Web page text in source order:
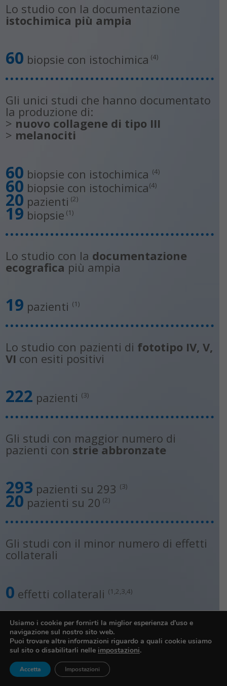
Lo studio con la documentazione
istochimica più ampia
60 biopsie con istochimica (4)
Gli unici studi che hanno documentato
la produzione di:
> nuovo collagene di tipo III
> melanociti
60 biopsie con istochimica (4)
60 biopsie con istochimica(4)
20 pazienti (2)
19 biopsie (1)
Lo studio con la documentazione
ecografica più ampia
19 pazienti (1)
Lo studio con pazienti di fototipo IV, V,
VI con esiti positivi
222 pazienti (3)
Gli studi con maggior numero di
pazienti con strie abbronzate
293 pazienti su 293 (3)
20 pazienti su 20 (2)
Gli studi con il minor numero di effetti
collaterali
0 effetti collaterali (1,2,3,4)
Usiamo i cookie per fornirti la miglior esperienza d'uso e
navigazione sul nostro sito web.
Puoi trovare altre informazioni riguardo a quali cookie usiamo
sul sito o disabilitarli nelle impostazioni.
Accetta Impostazioni